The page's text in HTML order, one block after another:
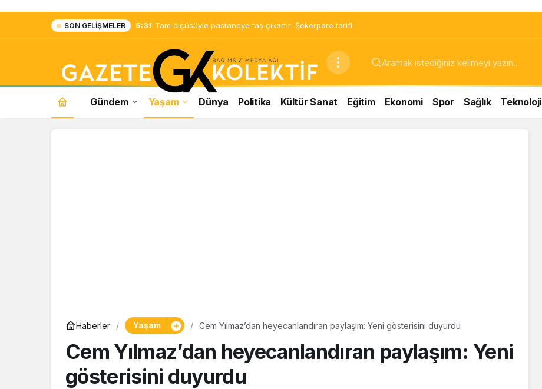
SON GELIŞMELER 5:31 Tam ölçüsüyle pastaneye taş çıkartır: Şekerpare tarifi
Gündem Yaşam Dünya Politika Kültür Sanat Eğitim Ekonomi Spor Sağlık Teknoloji
Haberler Yaşam Cem Yılmaz’dan heyecanlandıran paylaşım: Yeni gösterisini duyurdu
Cem Yılmaz’dan heyecanlandıran paylaşım: Yeni
gösterisini duyurdu
Tam ölçüsüyle
pastaneye taş çıkartır: